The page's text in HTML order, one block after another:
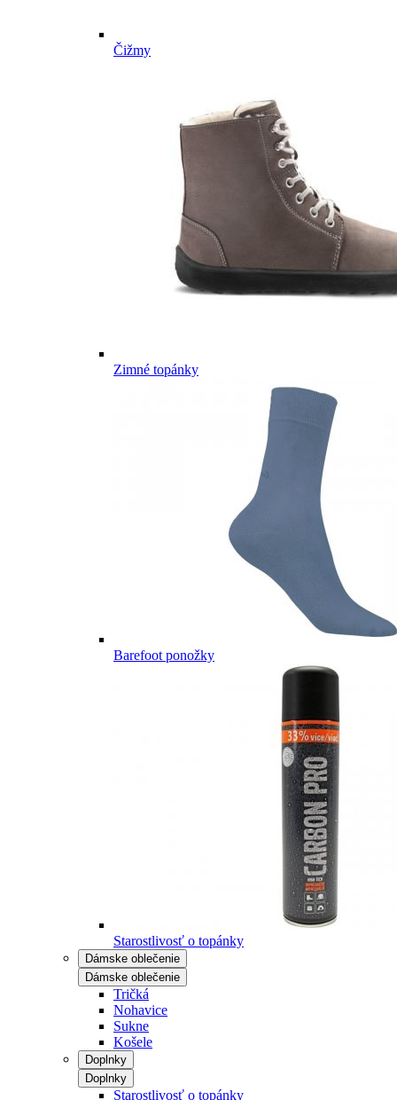
Čižmy
Zimné topánky
Barefoot ponožky
Starostlivosť o topánky
Dámske oblečenie
Dámske oblečenie
Tričká
Nohavice
Sukne
Košele
Doplnky
Doplnky
Starostlivosť o topánky